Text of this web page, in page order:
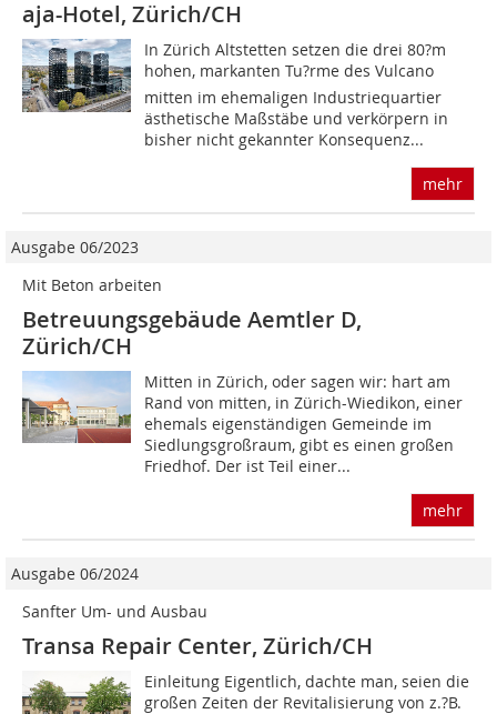
aja-Hotel, Zürich/CH
In Zürich Altstetten setzen die drei 80?m
hohen, markanten Tu?rme des Vulcano
mitten im ehemaligen Industriequartier
ästhetische Maßstäbe und verkörpern in
bisher nicht gekannter Konsequenz...
mehr
Ausgabe 06/2023
Mit Beton arbeiten
Betreuungsgebäude Aemtler D,
Zürich/CH
Mitten in Zürich, oder sagen wir: hart am
Rand von mitten, in Zürich-Wiedikon, einer
ehemals eigenständigen Gemeinde im
Siedlungsgroßraum, gibt es einen großen
Friedhof. Der ist Teil einer...
mehr
Ausgabe 06/2024
Sanfter Um- und Ausbau
Transa Repair Center, Zürich/CH
Einleitung Eigentlich, dachte man, seien die
großen Zeiten der Revitalisierung von z.?B.